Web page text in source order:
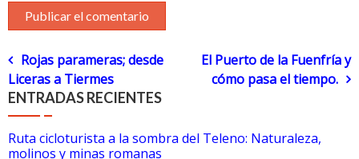
Navegación
de
entradas
Rojas parameras; desde
Liceras a Tiermes
El Puerto de la Fuenfría y
cómo pasa el tiempo.
ENTRADAS RECIENTES
Ruta cicloturista a la sombra del Teleno: Naturaleza,
molinos y minas romanas